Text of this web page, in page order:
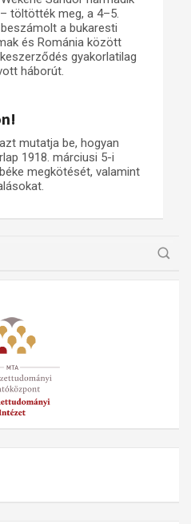
töltötték meg, a 4–5.
a bukaresti
és Románia között
gyakorlatilag
háborút.
mutatja be, hogyan
1918. márciusi 5-i
megkötését, valamint